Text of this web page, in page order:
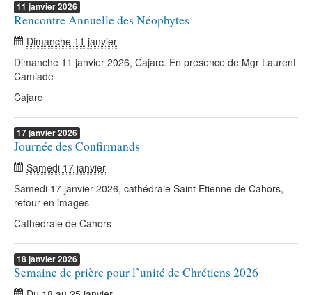
11 janvier2026
Rencontre Annuelle des Néophytes
Dimanche 11 janvier
Dimanche 11 janvier 2026, Cajarc. En présence de Mgr Laurent
Camiade
Cajarc
17janvier2026
Journée des Confirmands
Samedi 17 janvier
Samedi 17 janvier 2026, cathédrale Saint Etienne de Cahors,
retour en images
Cathédrale de Cahors
18janvier2026
Semaine de prière pour l’unité de Chrétiens 2026